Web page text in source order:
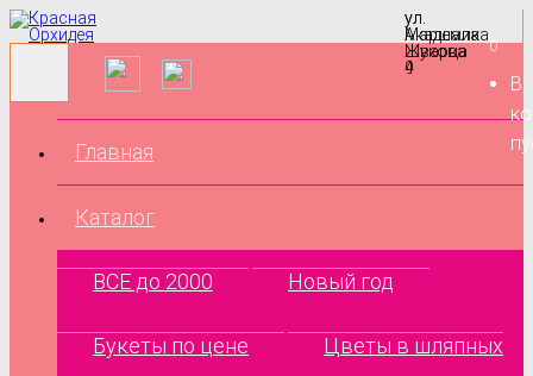
ул.
Маршала
Жукова
9
ул.
Академика
Шварца
4
0
В
Главная
Каталог
ВСЕ до 2000 Новый год
Букеты по цене Цветы в шляпных